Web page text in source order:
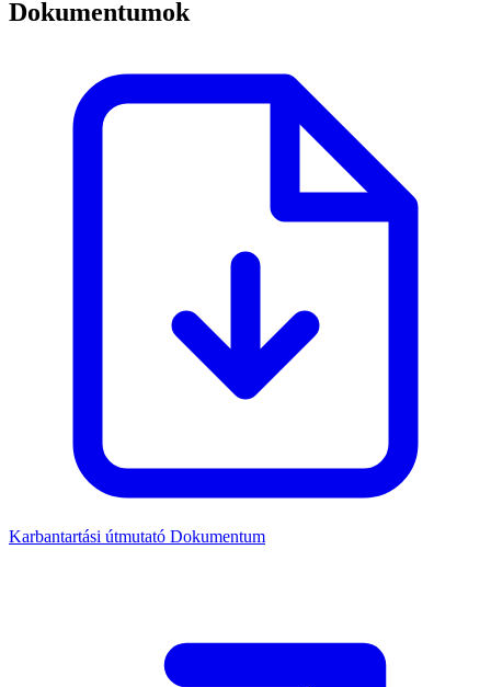
Dokumentumok
Karbantartási útmutató Dokumentum